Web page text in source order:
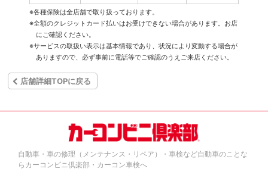
※各種保険は全店舗で取り扱っております。
※全額のクレジットカード払いはお受けできない場合があります。お店
にご確認ください。
※サービスの取扱い表示は基本情報であり、状況により変動する場合が
ありますので、必ず事前に電話等でご確認のうえご来店ください。
店舗詳細TOPに戻る
自動車・車の修理（メンテナンス・リペア）・車検など自動車のことな
らカーコンビニ倶楽部・カーコン車検へ